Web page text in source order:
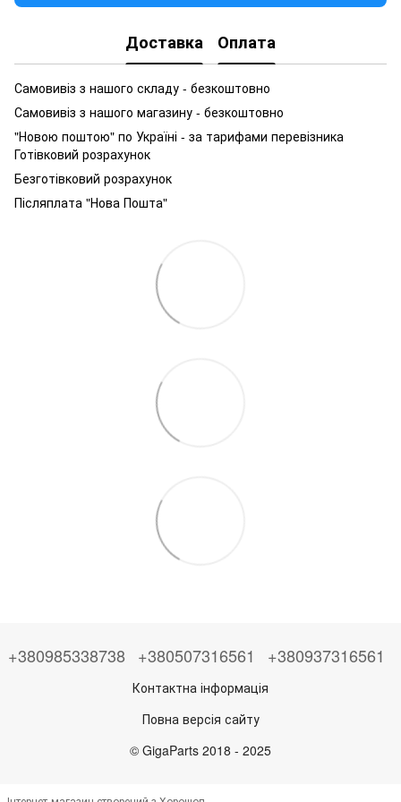
Доставка Оплата
Самовивіз з нашого складу - безкоштовно
Самовивіз з нашого магазину - безкоштовно
"Новою поштою" по Україні - за тарифами перевізника
Готівковий розрахунок
Безготівковий розрахунок
Післяплата "Нова Пошта"
+380985338738 +380507316561 +380937316561
Контактна інформація
Повна версія сайту
© GigaParts 2018 - 2025